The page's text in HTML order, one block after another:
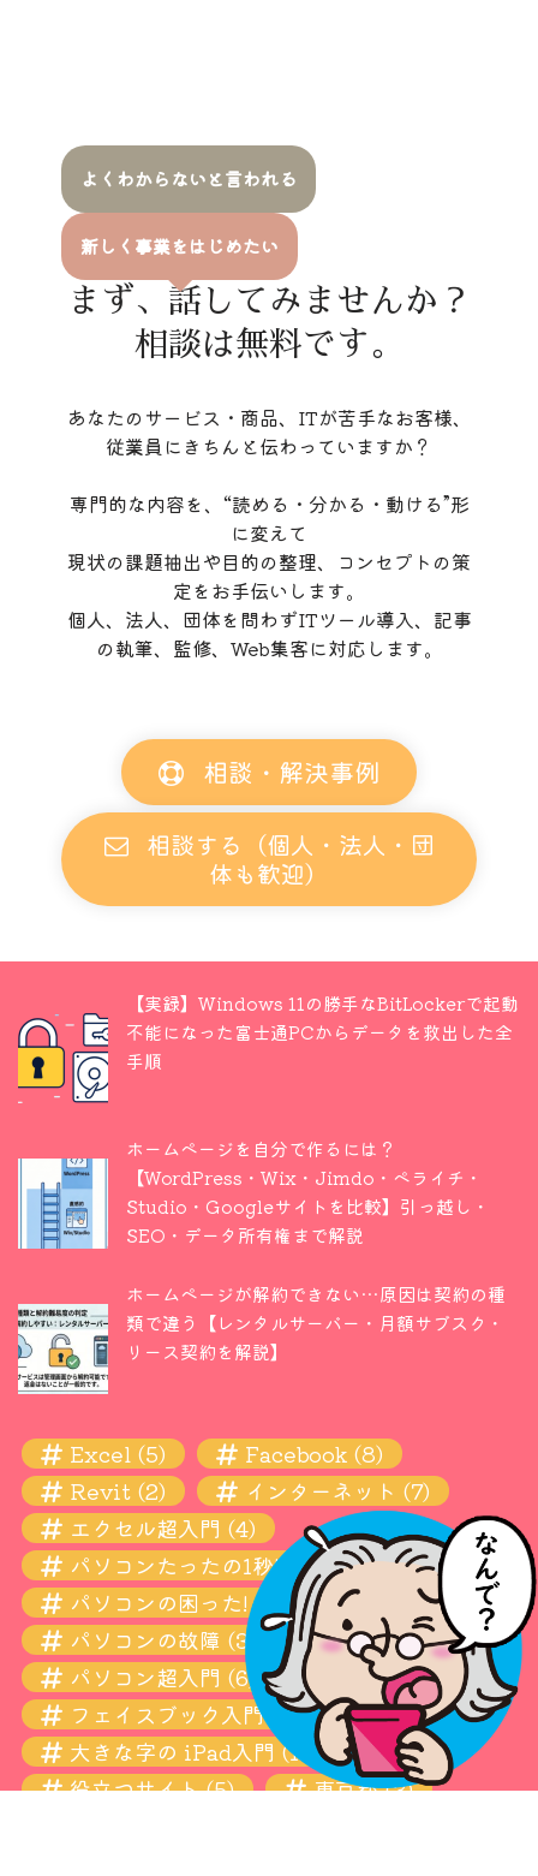
よくわからないと言われる
新しく事業をはじめたい
まず、話してみませんか？
相談は無料です。
あなたのサービス・商品、ITが苦手なお客様、
従業員にきちんと伝わっていますか？
専門的な内容を、“読める・分かる・動ける”形
に変えて
現状の課題抽出や目的の整理、コンセプトの策
定をお手伝いします。
個人、法人、団体を問わずITツール導入、記事
の執筆、監修、Web集客に対応します。
相談・解決事例
相談する（個人・法人・団
体も歓迎）
【実録】Windows 11の勝手なBitLockerで起動
不能になった富士通PCからデータを救出した全
手順
ホームページを自分で作るには？
【WordPress・Wix・Jimdo・ペライチ・
Studio・Googleサイトを比較】引っ越し・
SEO・データ所有権まで解説
ホームページが解約できない…原因は契約の種
類で違う【レンタルサーバー・月額サブスク・
リース契約を解説】
Excel (5) Facebook (8)
Revit (2) インターネット (7)
エクセル超入門 (4)
パソコンたったの1秒! 瞬間ワザ
(11)
パソコンの困った! お悩み解決超入門(13)
パソコンの故障 (3)
パソコン超入門 (6)
フェイスブック入門 (4)
大きな字の iPad入門 (10)
役立つサイト(5) 東京都(3)